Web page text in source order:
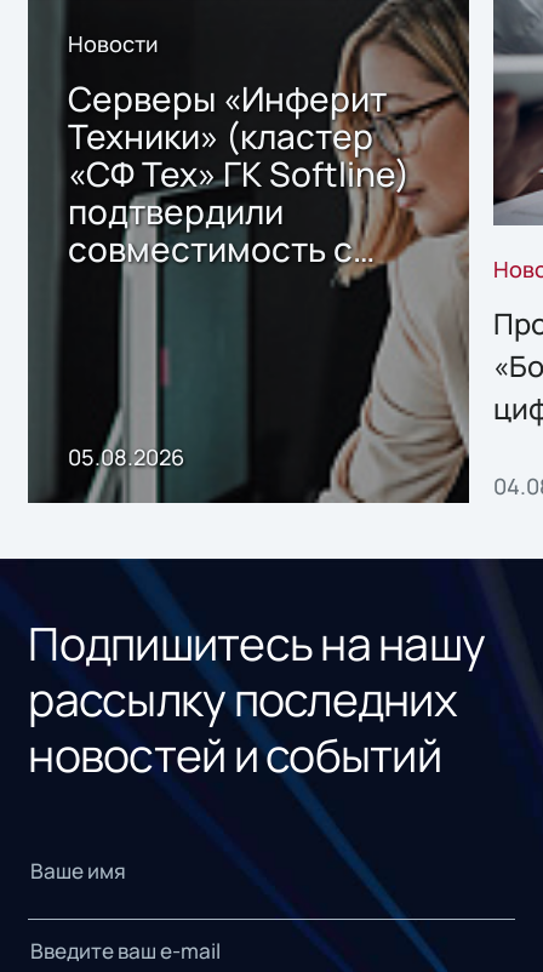
Новости
Серверы «Инферит
Техники» (кластер
«СФ Тех» ГК Softline)
подтвердили
совместимость с
решением Sharx
хранения данных
05.08.2026
Подпишитесь на нашу
рассылку последних
новостей и событий